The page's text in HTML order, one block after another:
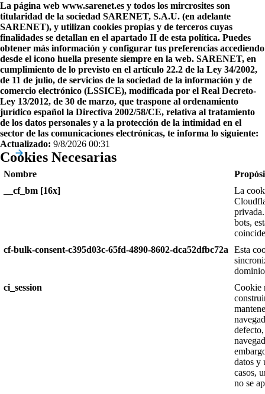
La página web www.sarenet.es y todos los mircrosites son
titularidad de la sociedad SARENET, S.A.U. (en adelante
SARENET), y utilizan cookies propias y de terceros cuyas
finalidades se detallan en el apartado II de esta política. Puedes
obtener más información y configurar tus preferencias accediendo
desde el icono huella presente siempre en la web. SARENET, en
cumplimiento de lo previsto en el artículo 22.2 de la Ley 34/2002,
de 11 de julio, de servicios de la sociedad de la información y de
comercio electrónico (LSSICE), modificada por el Real Decreto-
Ley 13/2012, de 30 de marzo, que traspone al ordenamiento
jurídico español la Directiva 2002/58/CE, relativa al tratamiento
de los datos personales y a la protección de la intimidad en el
sector de las comunicaciones electrónicas, te informa lo siguiente:
Actualizado: 9/8/2026 00:31
Cookies Necesarias
Nombre
__cf_bm [16x]
La
bots,
cf-bulk-consent-c395d03c-65fd-4890-8602-dca52dfbc72a
Esta
ci_session
Cookie
datos y
casos,
no se